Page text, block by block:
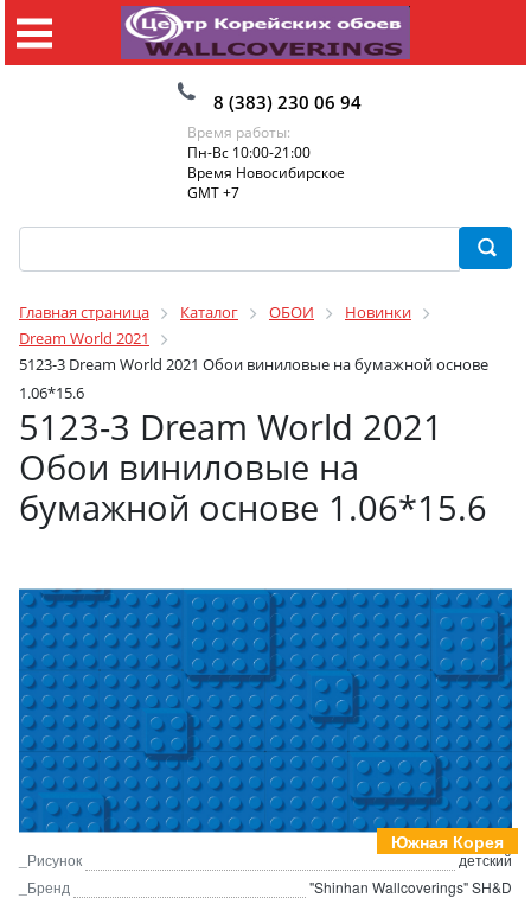
8 (383) 230 06 94
Время работы:
Пн-Вс 10:00-21:00
Время Новосибирское
GMT +7
Главная страница Каталог ОБОИ
Новинки
Dream World 2021
5123-3 Dream World 2021 Обои виниловые на бумажной основе
1.06*15.6
5123-3 Dream World 2021
Обои виниловые на
бумажной основе 1.06*15.6
Южная Корея
_Рисунок
детский
_Бренд
"Shinhan Wallcoverings" SH&D